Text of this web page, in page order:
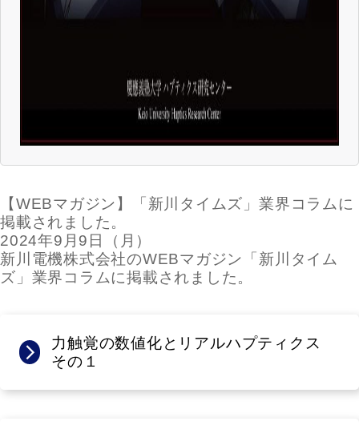
【WEBマガジン】「新川タイムズ」業界コラムに
掲載されました。
2024年9月9日（月）
新川電機株式会社のWEBマガジン「新川タイム
ズ」業界コラムに掲載されました。
力触覚の数値化とリアルハプティクス
その１